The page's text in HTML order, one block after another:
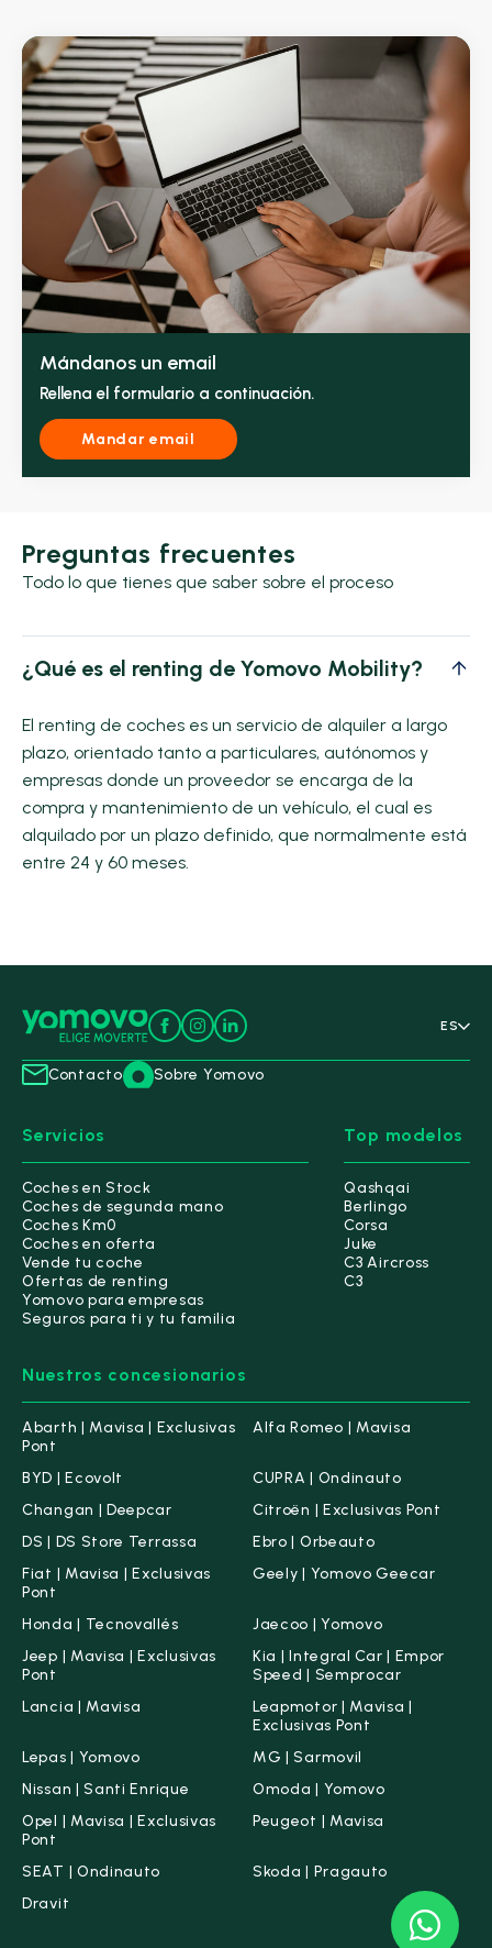
Mándanos un email
Rellena el formulario a continuación.
Mandar email
Preguntas frecuentes
Todo lo que tienes que saber sobre el proceso
¿Qué es el renting de Yomovo Mobility?
El renting de coches es un servicio de alquiler a largo
plazo, orientado tanto a particulares, autónomos y
empresas donde un proveedor se encarga de la
compra y mantenimiento de un vehículo, el cual es
alquilado por un plazo definido, que normalmente está
entre 24 y 60 meses.
ES
Contacto Sobre Yomovo
Servicios
Coches en Stock
Coches de segunda mano
Coches Km0
Coches en oferta
Vende tu coche
Ofertas de renting
Yomovo para empresas
Seguros para ti y tu familia
Top modelos
Qashqai
Berlingo
Corsa
Juke
C3 Aircross
C3
Nuestros concesionarios
Abarth | Mavisa | Exclusivas
Pont
Alfa Romeo | Mavisa
BYD | Ecovolt
CUPRA | Ondinauto
Changan | Deepcar
Citroën | Exclusivas Pont
DS | DS Store Terrassa
Ebro | Orbeauto
Fiat | Mavisa | Exclusivas
Pont
Geely | Yomovo Geecar
Honda | Tecnovallés
Jaecoo | Yomovo
Jeep | Mavisa | Exclusivas
Pont
Kia | Integral Car | Empor
Speed | Semprocar
Lancia | Mavisa
Leapmotor | Mavisa |
Exclusivas Pont
Lepas | Yomovo
MG | Sarmovil
Nissan | Santi Enrique
Omoda | Yomovo
Opel | Mavisa | Exclusivas
Pont
Peugeot | Mavisa
SEAT | Ondinauto
Skoda | Pragauto
Dravit